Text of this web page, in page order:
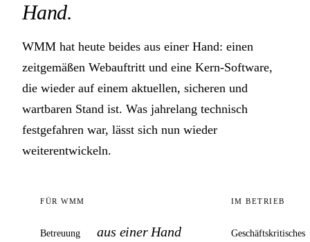
Hand.
WMM hat heute beides aus einer Hand: einen
zeitgemäßen Webauftritt und eine Kern-Software,
die wieder auf einem aktuellen, sicheren und
wartbaren Stand ist. Was jahrelang technisch
festgefahren war, lässt sich nun wieder
weiterentwickeln.
FÜR WMM
Betreuung aus einer Hand
IM BETRIEB
Geschäftskritisches